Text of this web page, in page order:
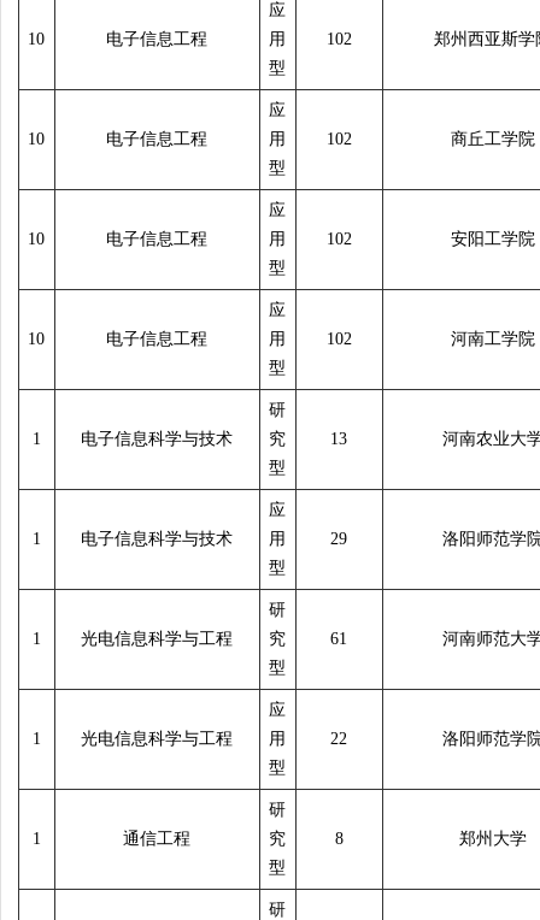
10 电子信息工程
应
用
型
102 郑州西亚斯学
10 电子信息工程
应
用
型
102 商丘工学院
10 电子信息工程
应
用
型
102 安阳工学院
10 电子信息工程
应
用
型
102 河南工学院
1 电子信息科学与技术
研
究
型
13 河南农业大
1 电子信息科学与技术
应
用
型
29 洛阳师范学
1 光电信息科学与工程
研
究
型
61 河南师范大
1 光电信息科学与工程
应
用
型
22 洛阳师范学
1 通信工程
研
究
型
8 郑州大学
研